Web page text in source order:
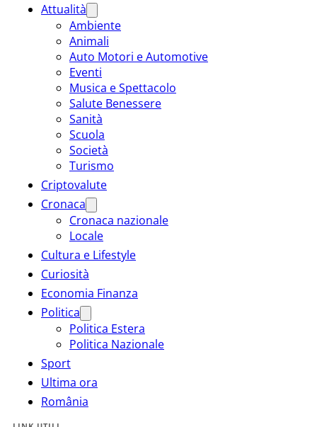
Attualità
Ambiente
Animali
Auto Motori e Automotive
Eventi
Musica e Spettacolo
Salute Benessere
Sanità
Scuola
Società
Turismo
Criptovalute
Cronaca
Cronaca nazionale
Locale
Cultura e Lifestyle
Curiosità
Economia Finanza
Politica
Politica Estera
Politica Nazionale
Sport
Ultima ora
România